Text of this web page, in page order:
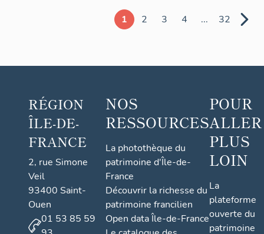
1 2 3 4 ... 32
RÉGION
ÎLE-DE-
FRANCE
2, rue Simone
Veil
93400 Saint-
Ouen
01 53 85 59
NOS
RESSOURCES
La photothèque du
patrimoine d'Île-de-
France
Découvrir la richesse du
patrimoine francilien
Open data Île-de-France
POUR
ALLER
PLUS
LOIN
La
plateforme
ouverte du
patrimoine